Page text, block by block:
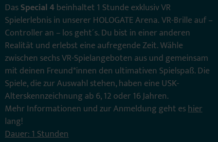
DasSpecial 4beinhaltet 1 Stunde exklusiv VR
Spielerlebnis in unserer HOLOGATE Arena. VR-Brille auf –
Controller an – los geht´s. Du bist in einer anderen
Realität und erlebst eine aufregende Zeit. Wähle
zwischen sechs VR-Spielangeboten aus und gemeinsam
mit deinen Freund*innen den ultimativen Spielspaß. Die
Spiele, die zur Auswahl stehen, haben eine USK-
Alterskennzeichnung ab 6, 12 oder 16 Jahren.
Mehr Informationen und zur Anmeldung geht eshier
lang!
Dauer: 1 Stunden